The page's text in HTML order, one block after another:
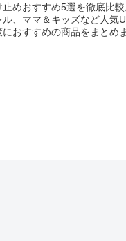
めおすすめ5選を徹底比
、ママ＆キッズなど人気
おすすめの商品をまとめ